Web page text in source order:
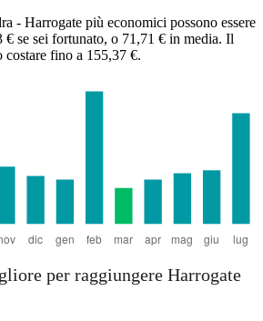
- Harrogate più economici possono essere
€ se sei fortunato, o 71,71 € in media. Il
fino a 155,37 €.
per raggiungere Harrogate